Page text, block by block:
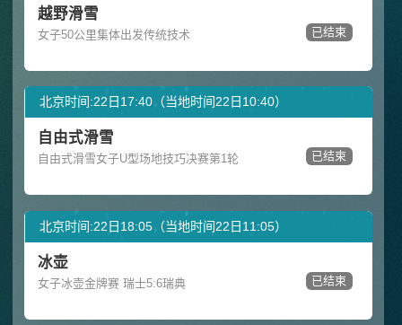
越野滑雪
女子50公里集体出发传统技术 已结束
北京时间:22日17:40（当地时间22日10:40）
自由式滑雪
自由式滑雪女子U型场地技巧决赛第1轮 已结束
北京时间:22日18:05（当地时间22日11:05）
冰壶
女子冰壶金牌赛 瑞士5:6瑞典 已结束